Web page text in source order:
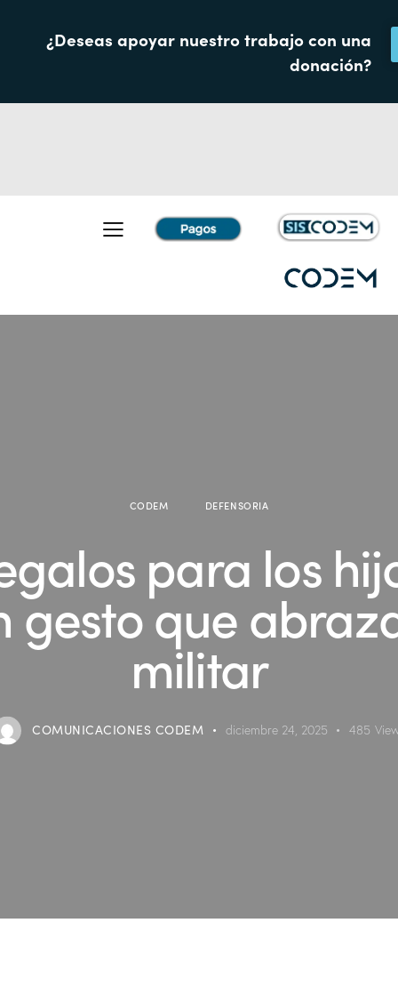
¿Deseas apoyar nuestro trabajo con una
donación?
CODEM DEFENSORIA
para los
gesto que
militar
COMUNICACIONES CODEM diciembre 24, 2025 485